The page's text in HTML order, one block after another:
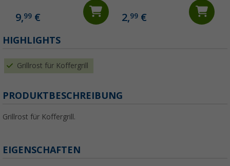
9,99 € 2,99€
HIGHLIGHTS
Grillrost für Koffergrill
PRODUKTBESCHREIBUNG
Grillrost für Koffergrill.
EIGENSCHAFTEN